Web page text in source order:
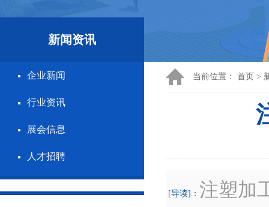
新闻资讯
企业新闻
行业资讯
展会信息
人才招聘
当前位置： 首页 >
[导读]： 注塑加